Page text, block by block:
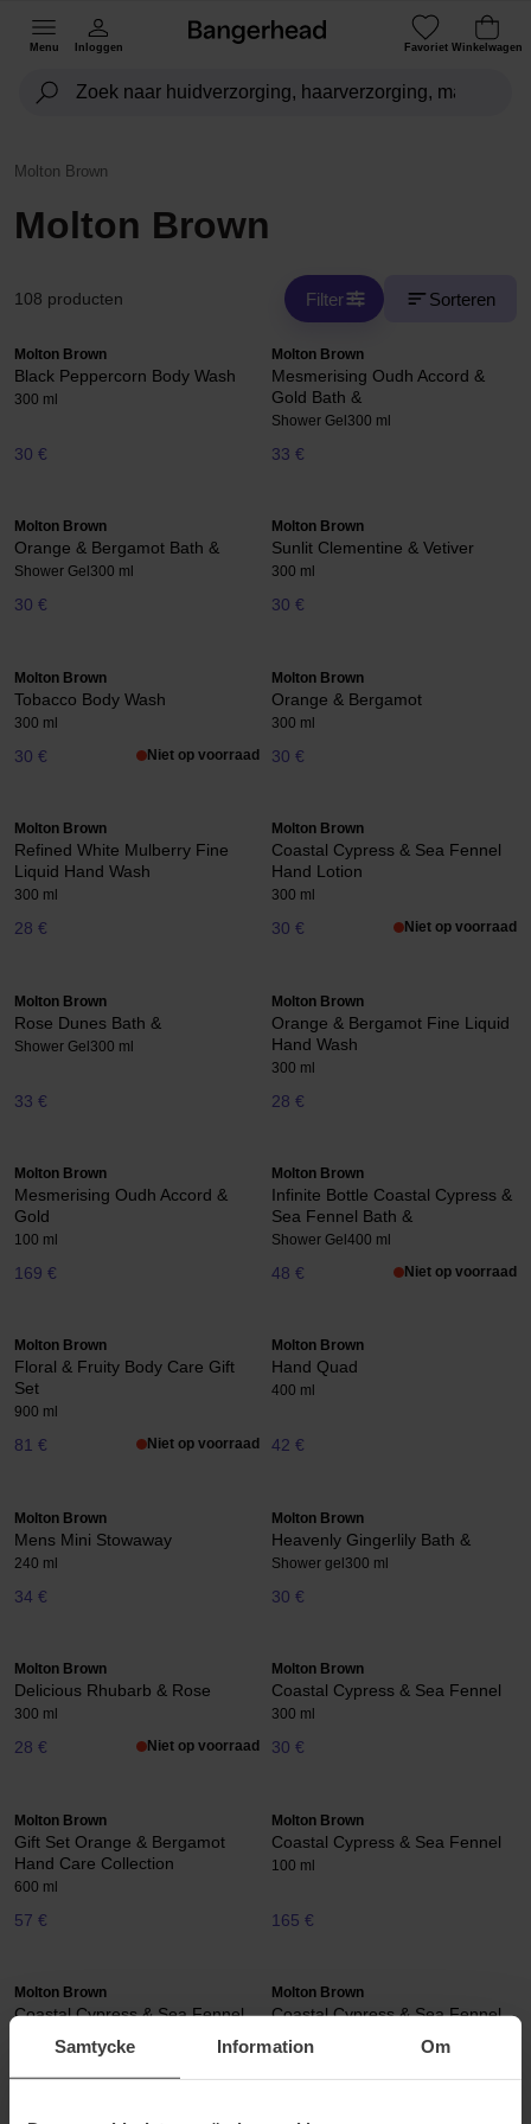
Samtycke Information Om
Menu Inloggen Favoriet Winkelwagen
Molton Brown
Molton Brown
108 producten Filter Sorteren
Molton Brown
Black Peppercorn Body Wash
300 ml
30 €
Molton Brown
Mesmerising Oudh Accord &
Gold Bath &
Shower Gel 300 ml
33 €
Molton Brown
Orange & Bergamot Bath &
Shower Gel 300 ml
30 €
Molton Brown
Sunlit Clementine & Vetiver
300 ml
30 €
Molton Brown
Tobacco Body Wash
300 ml
30 € Niet op voorraad
Molton Brown
Orange & Bergamot
300 ml
30 €
Molton Brown
Refined White Mulberry Fine
Liquid Hand Wash
300 ml
28 €
Molton Brown
Coastal Cypress & Sea Fennel
Hand Lotion
300 ml
30 € Niet op voorraad
Molton Brown
Rose Dunes Bath &
Shower Gel300 ml
33 €
Molton Brown
Orange & Bergamot Fine Liquid
Hand Wash
300 ml
28 €
Molton Brown
Mesmerising Oudh Accord &
Gold
100 ml
169 €
Molton Brown
Infinite Bottle Coastal Cypress &
Sea Fennel Bath &
Shower Gel 400 ml
48 € Niet op voorraad
Molton Brown
Floral & Fruity Body Care Gift
Set
900 ml
81 € Niet op voorraad
Molton Brown
Hand Quad
400 ml
42 €
Molton Brown
Mens Mini Stowaway
240 ml
34 €
Molton Brown
Heavenly Gingerlily Bath &
Shower gel300 ml
30 €
Molton Brown
Delicious Rhubarb & Rose
300 ml
28 € Niet op voorraad
Molton Brown
Coastal Cypress & Sea Fennel
300 ml
30 €
Molton Brown
Gift Set Orange & Bergamot
Hand Care Collection
600 ml
57 €
Molton Brown
Coastal Cypress & Sea Fennel
100 ml
165 €
Molton Brown
Coastal Cypress & Sea Fennel
Molton Brown
Coastal Cypress & Sea Fennel
Shower Gel Refill